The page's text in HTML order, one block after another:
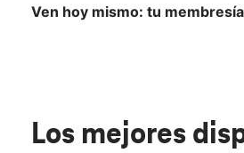
Ven hoy mismo: tu
Los mejores